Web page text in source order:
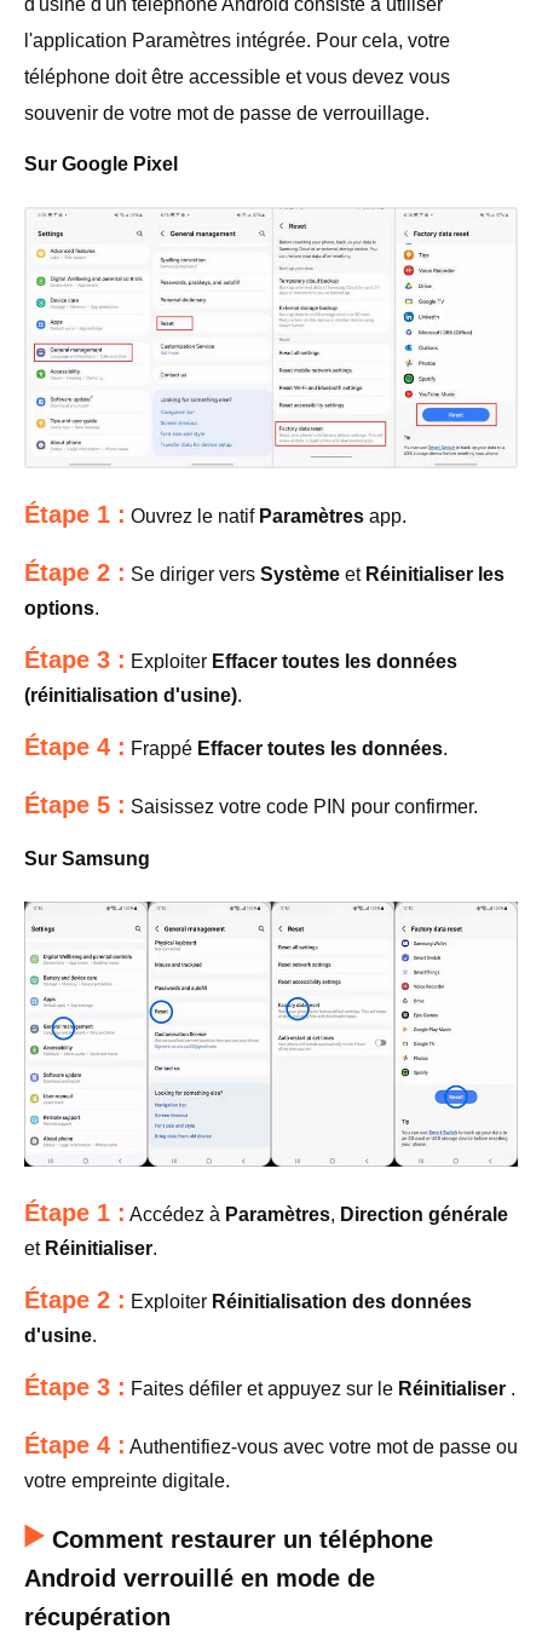
d'usine d'un téléphone Android consiste à utiliser
l'application Paramètres intégrée. Pour cela, votre
téléphone doit être accessible et vous devez vous
souvenir de votre mot de passe de verrouillage.
Sur Google Pixel
Étape 1 : Ouvrez le natif Paramètres app.
Étape 2 : Se diriger vers Système et Réinitialiser les
options.
Étape 3 : Exploiter Effacer toutes les données
(réinitialisation d'usine).
Étape 4 : Frappé Effacer toutes les données.
Étape 5 : Saisissez votre code PIN pour confirmer.
Sur Samsung
Étape 1 : Accédez à Paramètres, Direction générale
et Réinitialiser.
Étape 2 : Exploiter Réinitialisation des données
d'usine.
Étape 3 : Faites défiler et appuyez sur le Réinitialiser .
Étape 4 : Authentifiez-vous avec votre mot de passe ou
votre empreinte digitale.
Comment restaurer un téléphone
Android verrouillé en mode de
récupération